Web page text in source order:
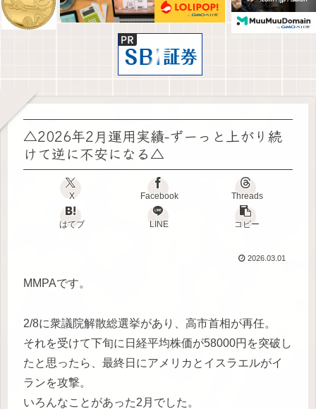
△2026年2月運用実績-ずーっと上がり続
けて逆に不安になる△
X Facebook Threads
はてブ LINE コピー
2026.03.01
MMPAです。
2/8に衆議院解散総選挙があり、高市首相が再任。
それを受けて下旬に日経平均株価が58000円を突破し
たと思ったら、最終日にアメリカとイスラエルがイ
ランを攻撃。
いろんなことがあった2月でした。